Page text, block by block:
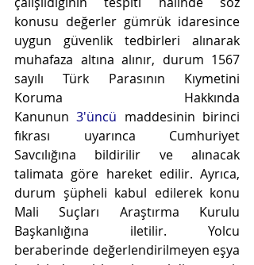
konusu değerler gümrük idaresince
uygun güvenlik tedbirleri alınarak
muhafaza altına alınır, durum 1567
sayılı Türk Parasının Kıymetini
Koruma Hakkında
Kanunun 3'üncü maddesinin birinci
fıkrası uyarınca Cumhuriyet
Savcılığına bildirilir ve alınacak
talimata göre hareket edilir. Ayrıca,
durum şüpheli kabul edilerek konu
Mali Suçları Araştırma Kurulu
Başkanlığına iletilir. Yolcu
beraberinde değerlendirilmeyen eşya